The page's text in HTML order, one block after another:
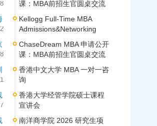
课：MBA前招生官圆桌交流
Kellogg Full-Time MBA
Admissions&Networking
ChaseDream MBA 申请公开
课：MBA前招生官圆桌交流
香港中文大学 MBA 一对一咨
询
香港大学经管学院硕士课程
宣讲会
南洋商学院 2026 研究生项